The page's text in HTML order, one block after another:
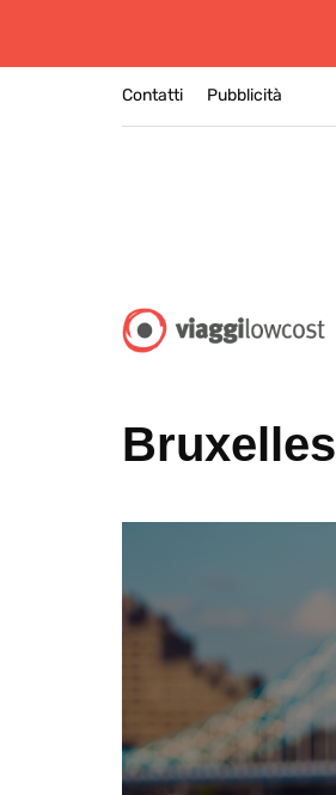
Contatti Pubblicità
Bruxelles